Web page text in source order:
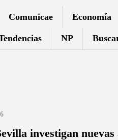
Comunicae Economía
NP
investigan